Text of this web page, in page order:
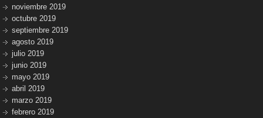
noviembre 2019
octubre 2019
septiembre 2019
agosto 2019
julio 2019
junio 2019
mayo 2019
abril 2019
marzo 2019
febrero 2019